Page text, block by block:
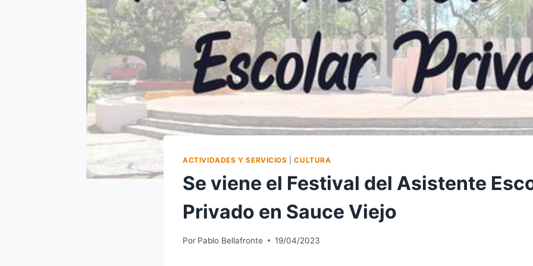
ACTIVIDADES Y SERVICIOS |CULTURA
Se viene el Festival del Asistente
Privado en Sauce Viejo
Por Pablo Bellafronte 19/04/2023